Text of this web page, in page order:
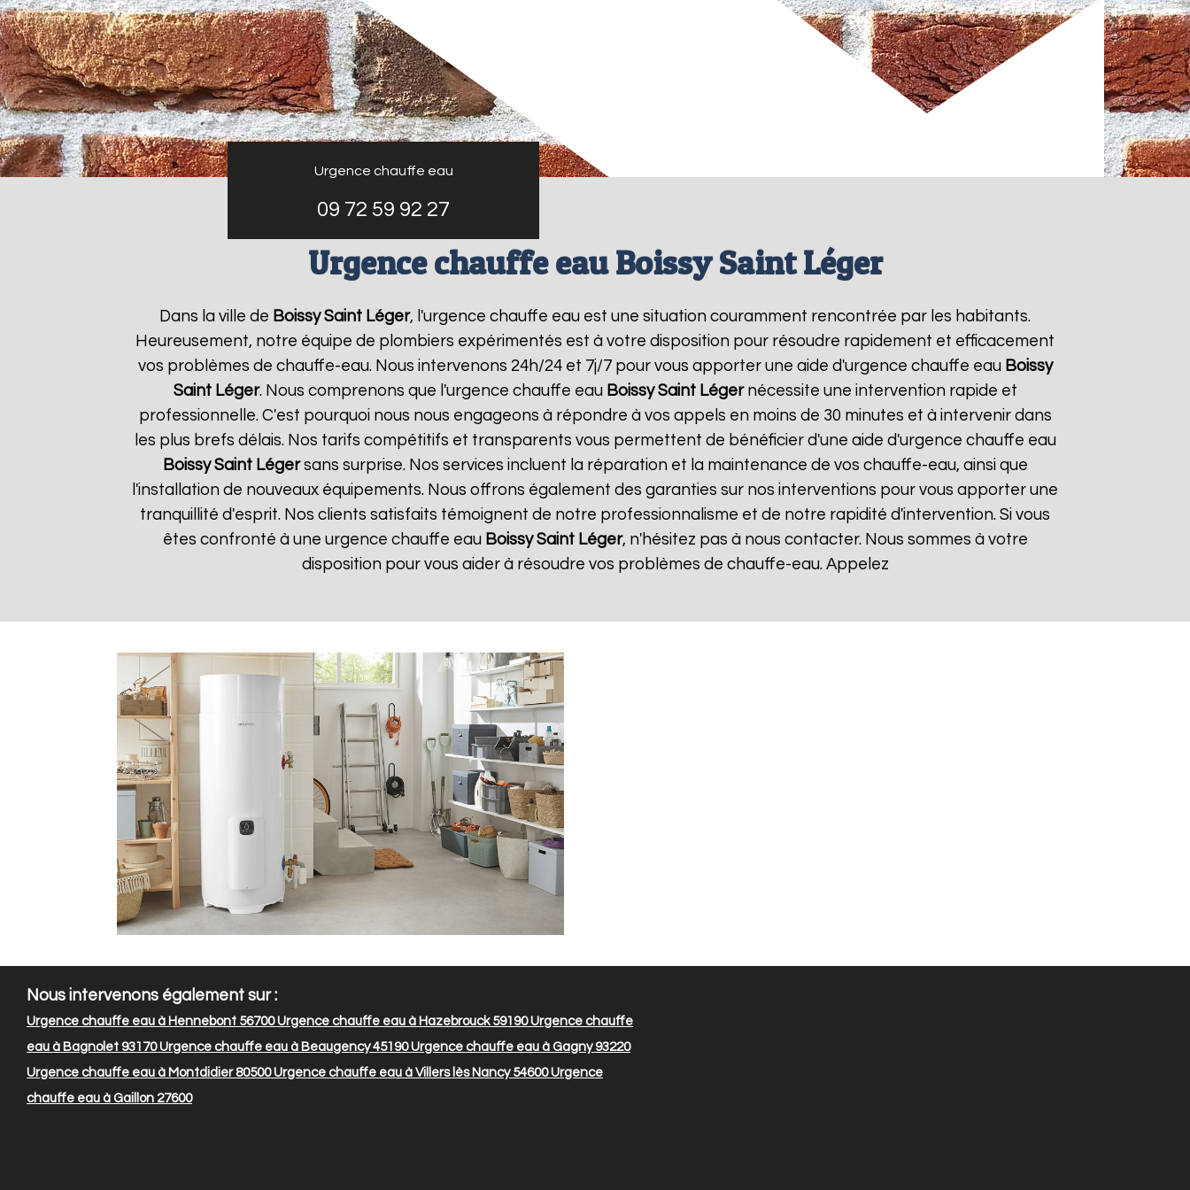
Urgence chauffe eau
09 72 59 92 27
Urgence chauffe eau Boissy Saint Léger
Dans la ville de Boissy Saint Léger, l'urgence chauffe eau est une situation couramment rencontrée par les habitants.
Heureusement, notre équipe de plombiers expérimentés est à votre disposition pour résoudre rapidement et efficacement
vos problèmes de chauffe-eau. Nous intervenons 24h/24 et 7j/7 pour vous apporter une aide d'urgence chauffe eau Boissy
Saint Léger. Nous comprenons que l'urgence chauffe eau Boissy Saint Légernécessite une intervention rapide et
professionnelle. C'est pourquoi nous nous engageons à répondre à vos appels en moins de 30 minutes et à intervenir dans
les plus brefs délais. Nos tarifs compétitifs et transparents vous permettent de bénéficier d'une aide d'urgence chauffe eau
Boissy Saint Légersans surprise. Nos services incluent la réparation et la maintenance de vos chauffe-eau, ainsi que
l'installation de nouveaux équipements. Nous offrons également des garanties sur nos interventions pour vous apporter une
tranquillité d'esprit. Nos clients satisfaits témoignent de notre professionnalisme et de notre rapidité d'intervention. Si vous
êtes confronté à une urgence chauffe eau Boissy Saint Léger, n'hésitez pas à nous contacter. Nous sommes à votre
disposition pour vous aider à résoudre vos problèmes de chauffe-eau. Appelez
Nous intervenons également sur :
Urgence chauffe eau à Hennebont 56700Urgence chauffe eau à Hazebrouck 59190Urgence chauffe
eau à Bagnolet 93170Urgence chauffe eau à Beaugency 45190Urgence chauffe eau à Gagny 93220
Urgence chauffe eau à Montdidier 80500Urgence chauffe eau à Villers lès Nancy 54600Urgence
chauffe eau à Gaillon 27600